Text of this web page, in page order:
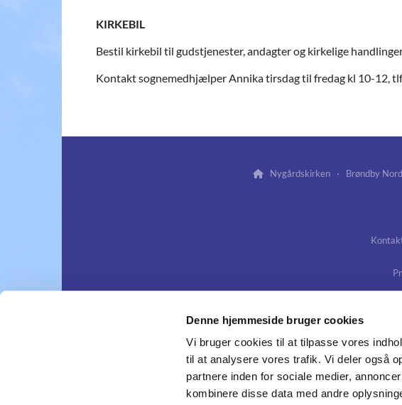
Denne hjemmeside bruger cookies
Vi bruger cookies til at tilpasse vores
til at analysere vores trafik. Vi deler også
partnere inden for sociale medier,
kombinere disse data med andre
KIRKEBIL
Bestil kirkebil til gudstjenester, andagter og kirkelige
Kontakt sognemedhjælper Annika tirsdag til fredag kl 10-12,
Nygårdskirken · Brøndby